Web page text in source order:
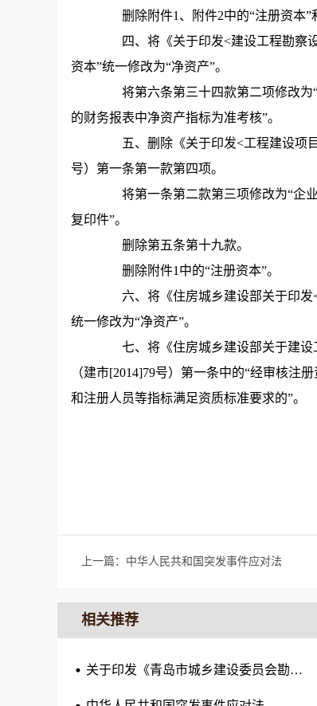
删除附件1、附件2中的“注册资本”
四、将《关于印发<建设工程勘察设
资本”统一修改为“净资产”。
将第六条第三十四款第二项修改为
的财务报表中净资产指标为准考核”。
五、删除《关于印发<工程建设项目
号）第一条第一款第四项。
将第一条第二款第三项修改为“企业
复印件”。
删除第五条第十九款。
删除附件1中的“注册资本”。
六、将《住房城乡建设部关于印发<
统一修改为“净资产”。
七、将《住房城乡建设部关于建设
（建市[2014]79号）第一条中的“经审核注
和注册人员等指标满足资质标准要求的”。
上一篇： 中华人民共和国突发事件应对法
相关推荐
关于印发《青岛市城乡建设委员会勘察设计单位和从业人员诚信考核管理办法》的通知